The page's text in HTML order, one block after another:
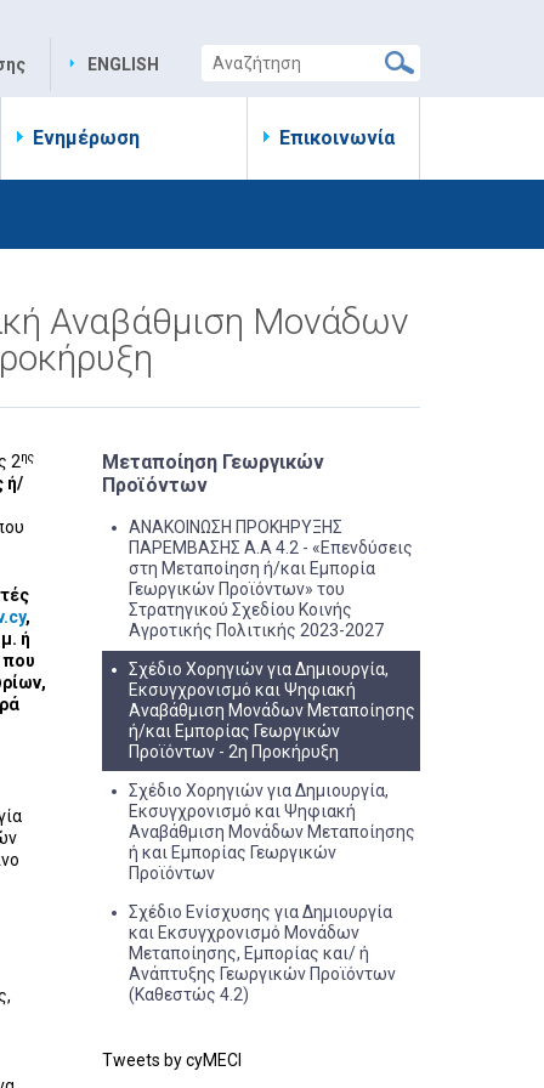
ENGLISH
Ενημέρωση Επικοινωνία
Αναβάθμιση Μονάδων
2ης
ή/
,
ή
που
Μεταποίηση Γεωργικών
Προϊόντων
ΑΝΑΚΟΙΝΩΣΗ ΠΡΟΚΗΡΥΞΗΣ
ΠΑΡΕΜΒΑΣΗΣ Α.Α 4.2 - «Επενδύσεις
στη Μεταποίηση ή/και Εμπορία
Γεωργικών Προϊόντων» του
Στρατηγικού Σχεδίου Κοινής
‎Αγροτικής Πολιτικής 2023-2027‎
Σχέδιο Χορηγιών για Δημιουργία,
Εκσυγχρονισμό και Ψηφιακή
Αναβάθμιση Μονάδων Μεταποίησης
ή/και Εμπορίας Γεωργικών
Προϊόντων - 2η Προκήρυξη
Σχέδιο Χορηγιών για Δημιουργία,
Εκσυγχρονισμό και Ψηφιακή
Αναβάθμιση Μονάδων Μεταποίησης
ή και Εμπορίας Γεωργικών
Προϊόντων
Σχέδιο Ενίσχυσης για Δημιουργία
και Εκσυγχρονισμό Μονάδων
Μεταποίησης, Εμπορίας και/ ή
Ανάπτυξης Γεωργικών Προϊόντων
(Καθεστώς 4.2)
Tweets by cyMECI